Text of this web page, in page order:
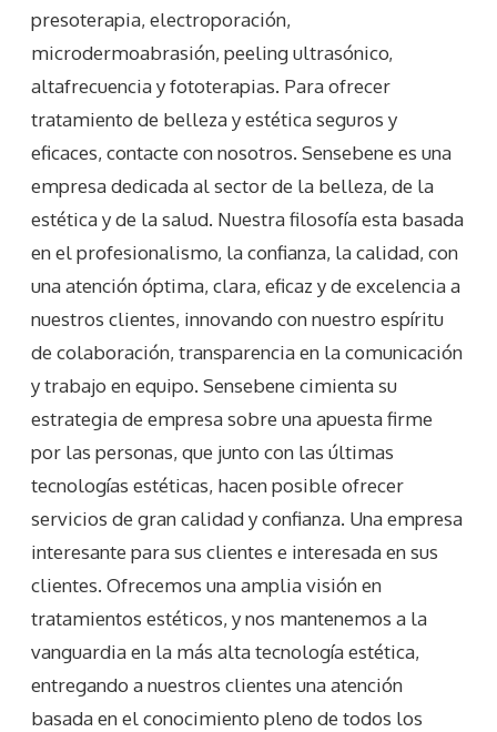
presoterapia, electroporación,
microdermoabrasión, peeling ultrasónico,
altafrecuencia y fototerapias. Para ofrecer
tratamiento de belleza y estética seguros y
eficaces, contacte con nosotros. Sensebene es una
empresa dedicada al sector de la belleza, de la
estética y de la salud. Nuestra filosofía esta basada
en el profesionalismo, la confianza, la calidad, con
una atención óptima, clara, eficaz y de excelencia a
nuestros clientes, innovando con nuestro espíritu
de colaboración, transparencia en la comunicación
y trabajo en equipo. Sensebene cimienta su
estrategia de empresa sobre una apuesta firme
por las personas, que junto con las últimas
tecnologías estéticas, hacen posible ofrecer
servicios de gran calidad y confianza. Una empresa
interesante para sus clientes e interesada en sus
clientes. Ofrecemos una amplia visión en
tratamientos estéticos, y nos mantenemos a la
vanguardia en la más alta tecnología estética,
entregando a nuestros clientes una atención
basada en el conocimiento pleno de todos los